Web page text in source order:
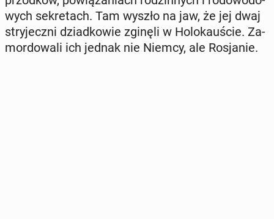
wych se­kre­tach. Tam wyszło na jaw, że jej dwaj
stry­jecz­ni dziad­ko­wie zginęli w Ho­lo­kau­ście. Za­
mor­do­wa­li ich jednak nie Niemcy, ale Ro­sja­nie.